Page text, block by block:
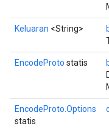
Keluaran <String>
EncodeProto statis
EncodeProto.Options
statis